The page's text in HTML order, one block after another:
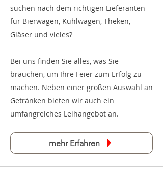
suchen nach dem richtigen Lieferanten
für Bierwagen, Kühlwagen, Theken,
Gläser und vieles?
Bei uns finden Sie alles, was Sie
brauchen, um Ihre Feier zum Erfolg zu
machen. Neben einer großen Auswahl an
Getränken bieten wir auch ein
umfangreiches Leihangebot an.
mehr Erfahren